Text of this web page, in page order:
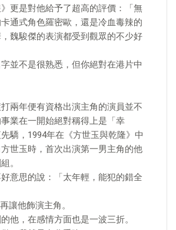
更是對他給予了超高的評價：「無
通式角色羅密歐，還是冷血毒辣的
魏駿傑的表演都受到觀眾的不少好
並不是很熟悉，但你絕對在港片中
兩年便有資格出演主角的演員並不
業在一開始絕對稱得上是「幸
驕，1994年在《方世玉與乾隆》中
世玉時，首次出演第一男主角的他
。
意思的說：「太年輕，能犯的錯全
讓他飾演主角。
他，在感情方面也是一波三折。